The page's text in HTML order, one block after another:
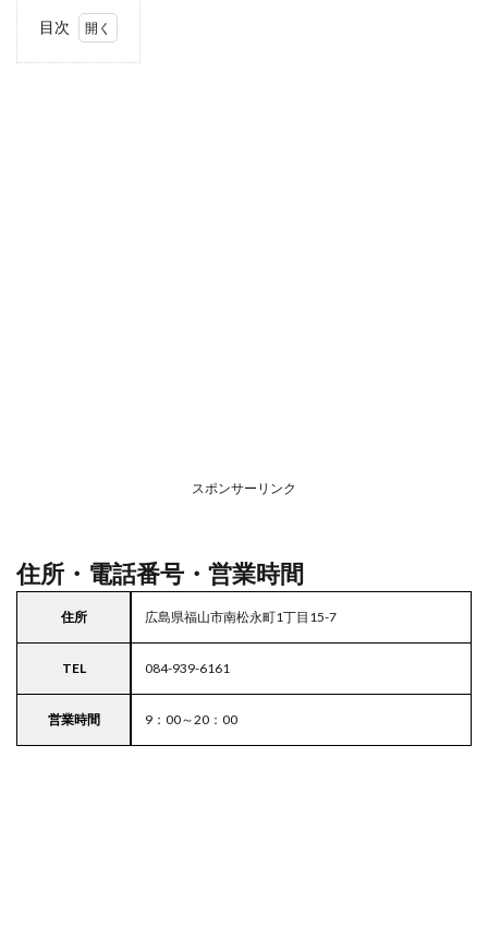
目次
スポンサーリンク
住所・電話番号・営業時間
住所 広島県福山市南松永町1丁目15-7
TEL 084-939-6161
営業時間 9：00～20：00